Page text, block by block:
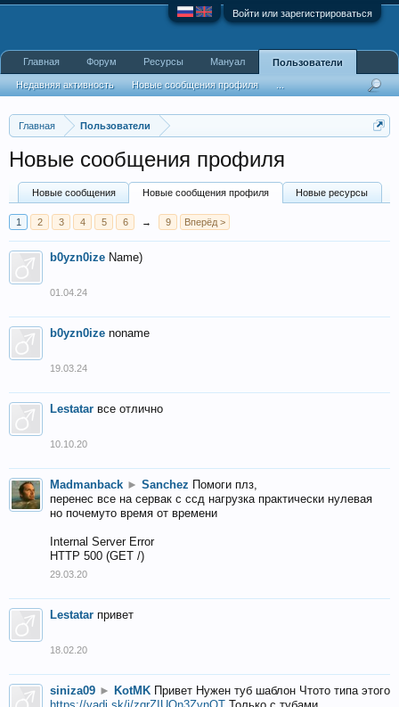
Войти или зарегистрироваться
Главная Пользователи
Новые сообщения профиля
Новые сообщения Новые сообщения профиля Новые ресурсы
1 2 3 4 5 6 → 9 Вперёд >
b0yzn0ize Name)
01.04.24
b0yzn0ize noname
19.03.24
Lestatar все отлично
10.10.20
Madmanback ► Sanchez Помоги плз,
перенес все на сервак с ссд нагрузка практически нулевая
но почемуто время от времени
Internal Server Error
HTTP 500 (GET /)
29.03.20
Lestatar привет
18.02.20
siniza09 ► KotMK Привет Нужен туб шаблон Чтото типа этого
Главная Форум Ресурсы Мануал Пользователи
Недавняя активность Новые сообщения профиля